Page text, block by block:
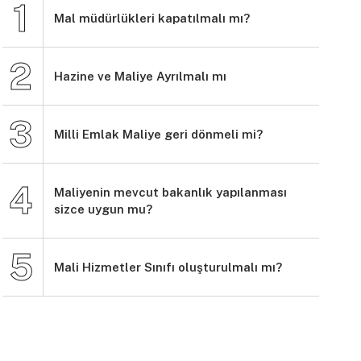
Mal müdürlükleri kapatılmalı mı?
Hazine ve Maliye Ayrılmalı mı
Milli Emlak Maliye geri dönmeli mi?
Maliyenin mevcut bakanlık yapılanması
sizce uygun mu?
Mali Hizmetler Sınıfı oluşturulmalı mı?